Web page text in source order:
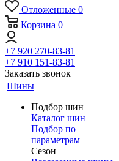
Отложенные 0
Корзина 0
+7 920 270-83-81
+7 910 151-83-81
Заказать звонок
Шины
Подбор шин
Каталог шин
Подбор по
параметрам
Сезон